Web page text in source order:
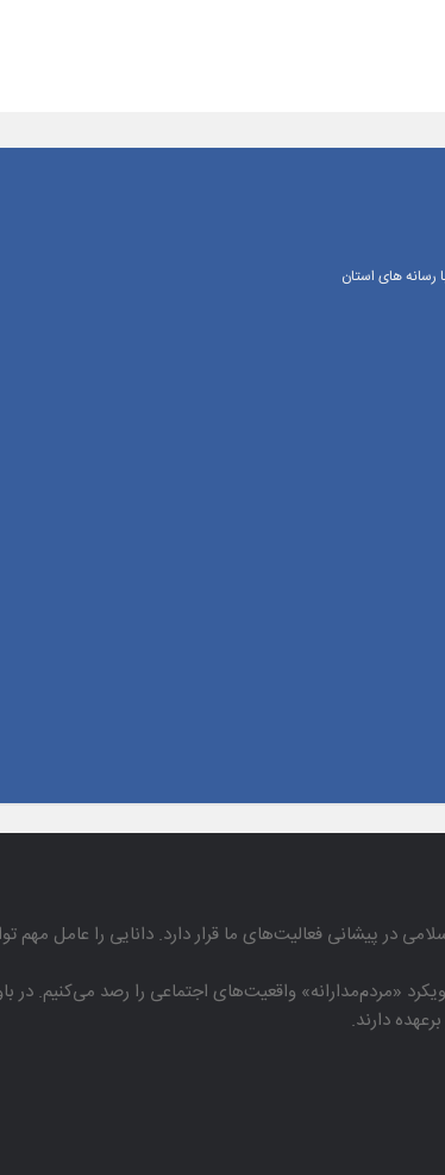
های استان
در پیشانی فعالیت‌های ما قرار دارد. دانایی را عامل
«مردم‌مدارانه‌» واقعیت‌های اجتماعی را رصد می‌كنیم.
دارند.